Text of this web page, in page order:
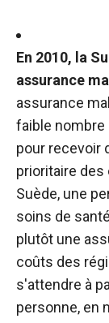
En 2010, la
assurance
assurance
faible nombre
pour recevoir
prioritaire des
Suède, une
soins de
plutôt une
coûts des
s'attendre à
personne, en